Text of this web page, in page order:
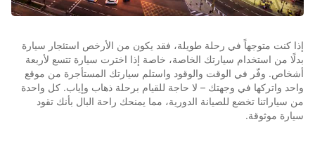
إذا كنت متوجهاً في رحلة طويلة، فقد يكون من الأرخص استئجار سيارة
بدلًا من استخدام سيارتك الخاصة، خاصة إذا اخترت سيارة تتسع لأربعة
أشخاص. وفّر في الوقت والوقود واستلم سيارتك المستأجرة من موقع
واحد واتركها في وجهتك – لا حاجة للقيام برحلة ذهاب وإياب. كل واحدة
من سياراتنا تخضع للصيانة الدورية، مما يمنحك راحة البال بأنك تقود
سيارة موثوقة.